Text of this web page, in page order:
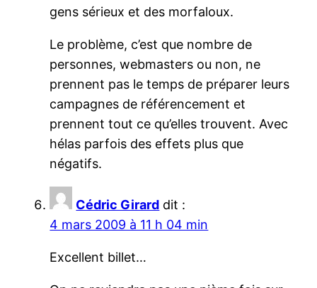
gens sérieux et des morfaloux.
Le problème, c’est que nombre de
personnes, webmasters ou non, ne
prennent pas le temps de préparer leurs
campagnes de référencement et
prennent tout ce qu’elles trouvent. Avec
hélas parfois des effets plus que
négatifs.
Cédric Girard dit :
4 mars 2009 à 11 h 04 min
Excellent billet…